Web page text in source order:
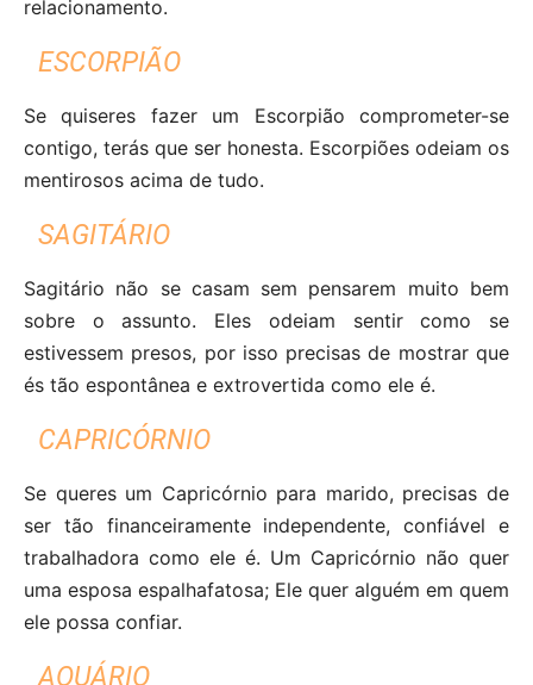
relacionamento.
ESCORPIÃO
Se quiseres fazer um Escorpião comprometer-se
contigo, terás que ser honesta. Escorpiões odeiam os
mentirosos acima de tudo.
SAGITÁRIO
Sagitário não se casam sem pensarem muito bem
sobre o assunto. Eles odeiam sentir como se
estivessem presos, por isso precisas de mostrar que
és tão espontânea e extrovertida como ele é.
CAPRICÓRNIO
Se queres um Capricórnio para marido, precisas de
ser tão financeiramente independente, confiável e
trabalhadora como ele é. Um Capricórnio não quer
uma esposa espalhafatosa; Ele quer alguém em quem
ele possa confiar.
AQUÁRIO